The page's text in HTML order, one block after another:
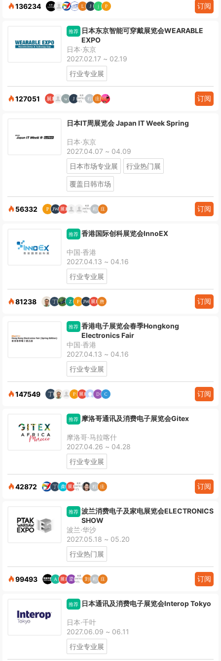
136234 订阅
推荐
日本东京智能可穿戴展览会WEARABLE
EXPO
日本·东京
2027.02.17 ~ 02.19
行业专业展
127051 订阅
日本IT周展览会 Japan IT Week Spring
日本·东京
2027.04.07 ~ 04.09
日本市场专业展
行业热门展
覆盖日韩市场
56332 订阅
推荐 香港国际创科展览会InnoEX
中国·香港
2027.04.13 ~ 04.16
行业专业展
81238 订阅
推荐 香港电子展览会春季Hongkong
Electronics Fair
中国·香港
2027.04.13 ~ 04.16
行业专业展
147549 订阅
推荐 摩洛哥通讯及消费电子展览会Gitex
摩洛哥·马拉喀什
2027.04.26 ~ 04.28
行业专业展
42872 订阅
推荐 波兰消费电子及家电展览会ELECTRONICS
SHOW
波兰·华沙
2027.05.18 ~ 05.20
行业热门展
99493 订阅
推荐 日本通讯及消费电子展览会Interop Tokyo
日本·千叶
2027.06.09 ~ 06.11
行业专业展